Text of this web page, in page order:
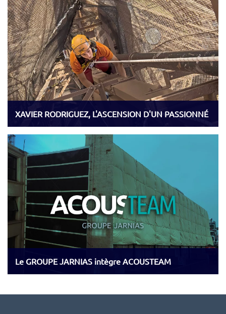
XAVIER RODRIGUEZ, L'ASCENSION D'UN PASSIONNÉ
Le GROUPE JARNIAS intègre ACOUSTEAM